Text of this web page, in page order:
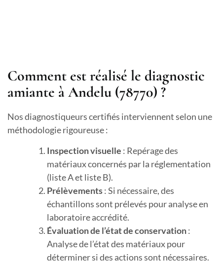
Comment est réalisé le diagnostic
amiante à Andelu (78770) ?
Nos diagnostiqueurs certifiés interviennent selon une
méthodologie rigoureuse :
Inspection visuelle : Repérage des
matériaux concernés par la réglementation
(liste A et liste B).
Prélèvements: Si nécessaire, des
échantillons sont prélevés pour analyse en
laboratoire accrédité.
Évaluation de l’état de conservation:
Analyse de l’état des matériaux pour
déterminer si des actions sont nécessaires.